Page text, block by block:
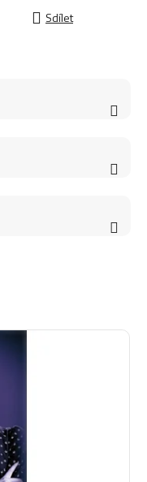
Sdílet